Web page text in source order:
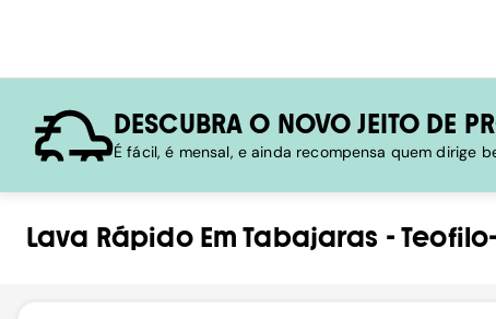
DESCUBRA O NOVO JEITO DE
É fácil, é mensal, e ainda recompensa quem dirige
Lava RápidoEmTabajaras -